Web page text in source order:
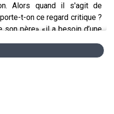
Alors quand il s'agit de
t-on ce regard critique ?
père» «il a besoin d’une
parce qu’il ne veut pas
à toutes ses phrases..